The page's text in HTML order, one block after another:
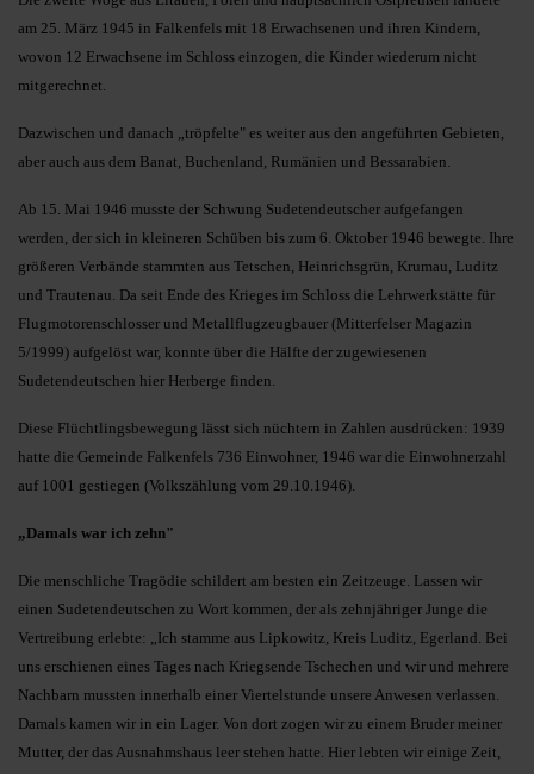
am 25. März 1945 in Falkenfels mit 18 Erwachsenen und ihren Kindern,
wovon 12 Erwachsene im Schloss einzogen, die Kinder wiederum nicht
mitgerechnet.
Dazwischen und danach „tröpfelte" es weiter aus den angeführten Gebieten,
aber auch aus dem Banat, Buchenland, Rumänien und Bessarabien.
Ab 15. Mai 1946 musste der Schwung Sudetendeutscher aufgefangen
werden, der sich in kleineren Schüben bis zum 6. Oktober 1946 bewegte. Ihre
größeren Verbände stammten aus Tetschen, Heinrichsgrün, Krumau, Luditz
und Trautenau. Da seit Ende des Krieges im Schloss die Lehrwerkstätte für
Flugmotorenschlosser und Metallflugzeugbauer (Mitterfelser Magazin
5/1999) aufgelöst war, konnte über die Hälfte der zugewiesenen
Sudetendeutschen hier Herberge finden.
Diese Flüchtlingsbewegung lässt sich nüchtern in Zahlen ausdrücken: 1939
hatte die Gemeinde Falkenfels 736 Einwohner, 1946 war die Einwohnerzahl
auf 1001 gestiegen (Volkszählung vom 29.10.1946).
„Damals war ich zehn"
Die menschliche Tragödie schildert am besten ein Zeitzeuge. Lassen wir
einen Sudetendeutschen zu Wort kommen, der als zehnjähriger Junge die
Vertreibung erlebte: „Ich stamme aus Lipkowitz, Kreis Luditz, Egerland. Bei
uns erschienen eines Tages nach Kriegsende Tschechen und wir und mehrere
Nachbarn mussten innerhalb einer Viertelstunde unsere Anwesen verlassen.
Damals kamen wir in ein Lager. Von dort zogen wir zu einem Bruder meiner
Mutter, der das Ausnahmshaus leer stehen hatte. Hier lebten wir einige Zeit,